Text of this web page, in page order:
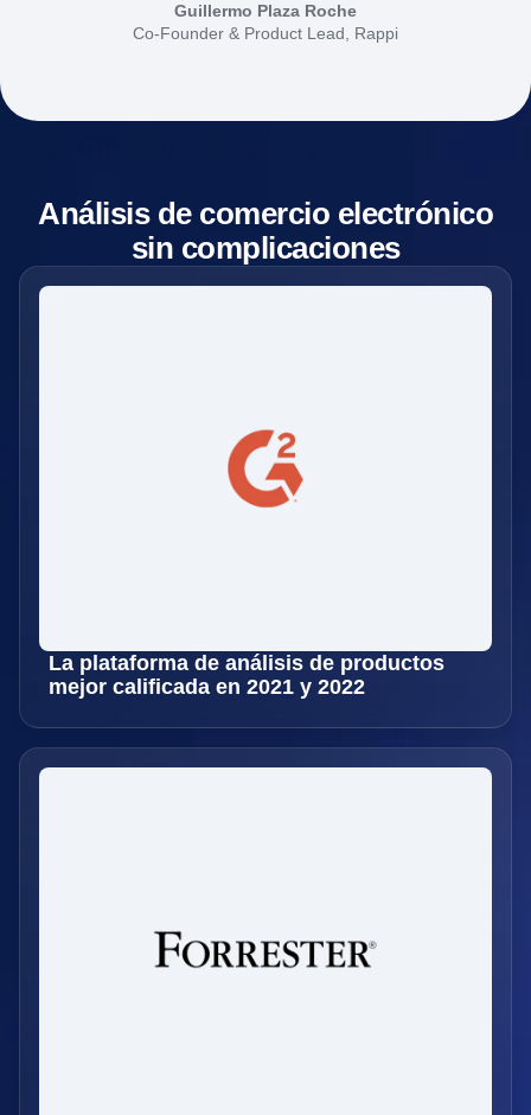
Guillermo Plaza Roche
Co-Founder & Product Lead, Rappi
Análisis de comercio electrónico
sin complicaciones
La plataforma de análisis de productos
mejor calificada en 2021 y 2022